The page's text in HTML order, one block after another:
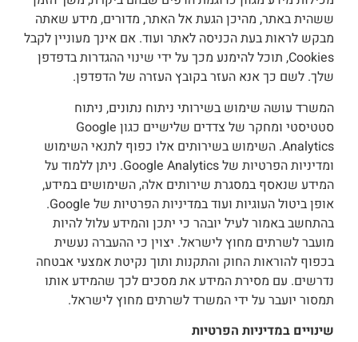
ששהית באתר, מהיכן הגעת אל האתר, מדורים, מידע שאתה
מבקש לראות בעת הכניסה לאתר ועוד. אם אינך מעוניין לקבל
Cookies, תוכל להימנע מכך על ידי שינוי ההגדרות בדפדפן
שלך. לשם כך אנא העזר בקובץ העזרה של הדפדפן.
המשרד עושה שימוש בשירותי ניתוח נתונים, ניתוח
סטטיסטי ומחקר של צדדים שלישיים כגון Google
Analytics. השימוש בשירותים אלו כפוף לתנאי השימוש
ומדיניות הפרטיות של Google Analytics. ניתן ללמוד על
המידע שנאסף במסגרת שירותים אלה, השימושים במידע,
אופן ביטול העוגיות ועוד במדיניות הפרטיות של Google.
בהתחשב באמור לעיל יובהר כי יתכן והמידע עלול להיות
מועבר לשרתים מחוץ לישראל. יצוין כי ההעברה נעשית
בכפוף להוראות החוק והתקנות ותוך נקיטת אמצעי אבטחה
נדרשים. עם מסירת המידע את מסכים לכך שהמידע אותו
תמסור יועבר על ידי המשרד לשרתים מחוץ לישראל.
שינויים במדיניות הפרטיות